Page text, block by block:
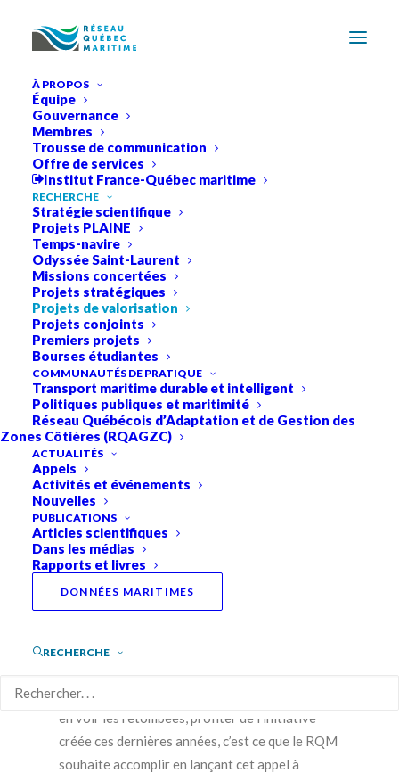
À PROPOS
Équipe
Gouvernance
Membres
Trousse de communication
Offre de services
Institut France-Québec maritime
RECHERCHE
Stratégie scientifique
Projets PLAINE
Temps-navire
Odyssée Saint-Laurent
Missions concertées
Projets stratégiques
Projets de valorisation
Projets conjoints
Premiers projets
Bourses étudiantes
COMMUNAUTÉS DE PRATIQUE
Transport maritime durable et intelligent
Politiques publiques et maritimité
Réseau Québécois d’Adaptation et de Gestion des
Zones Côtières (RQAGZC)
ACTUALITÉS
Appels
Activités et événements
Nouvelles
PUBLICATIONS
Articles scientifiques
Dans les médias
Rapports et livres
DONNÉES MARITIMES
RECHERCHE
Valorisation
L’objectif de cet appel est de supporter des
initiatives qui valorisent la recherche et
augmente la portée des retombées au-delà des
sphères disciplinaires et du milieu académique.
En impliquant des expertises d’horizons
extraordinairement variés, les projets
collaborations inattendues. Maximiser l’impact
de la recherche, propulser les bonnes idées pour
en voir les retombées, profiter de l’initiative
créée ces dernières années, c’est ce que le RQM
souhaite accomplir en lançant cet appel à